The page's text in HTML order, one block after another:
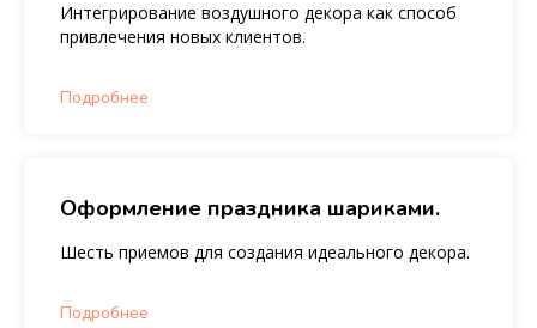
Интегрирование воздушного декора как способ
привлечения новых клиентов.
Подробнее
Оформление праздника шариками.
Шесть приемов для создания идеального декора.
Подробнее